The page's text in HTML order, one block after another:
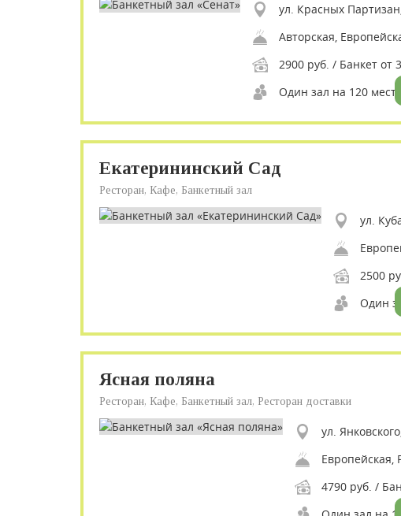
ул. Красных
Авторская,
2900 руб. / Банкет от
Один зал на 120 мест
Екатерининский Сад
Ресторан, Кафе, Банкетный зал
ул.
2500
Один
Ясная поляна
Ресторан, Кафе, Банкетный зал, Ресторан доставки
ул.
4790 руб. /